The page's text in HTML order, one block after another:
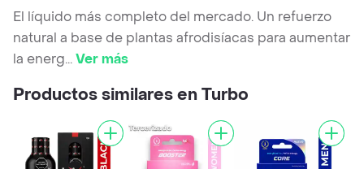
El líquido más completo del mercado. Un refuerzo
natural a base de plantas afrodisíacas para aumentar
la energ...Ver más
Productos similares en Turbo